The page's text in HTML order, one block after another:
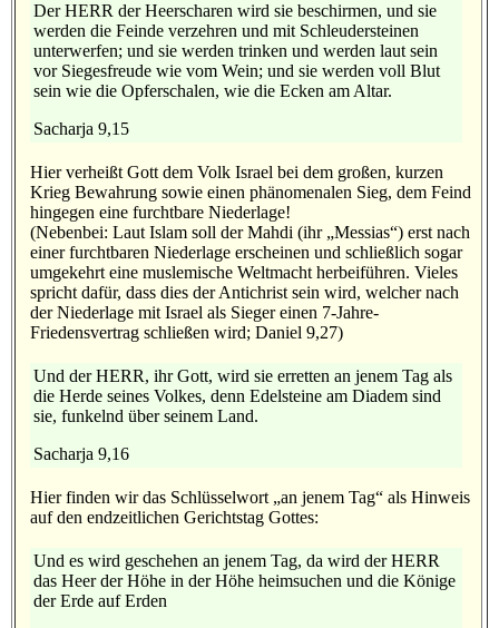
Der HERR der Heerscharen wird sie beschirmen, und sie
werden die Feinde verzehren und mit Schleudersteinen
unterwerfen; und sie werden trinken und werden laut sein
vor Siegesfreude wie vom Wein; und sie werden voll Blut
sein wie die Opferschalen, wie die Ecken am Altar.
Sacharja 9,15
Hier verheißt Gott dem Volk Israel bei dem großen, kurzen
Krieg Bewahrung sowie einen phänomenalen Sieg, dem Feind
hingegen eine furchtbare Niederlage!
(Nebenbei: Laut Islam soll der Mahdi (ihr „Messias“) erst nach
einer furchtbaren Niederlage erscheinen und schließlich sogar
umgekehrt eine muslemische Weltmacht herbeiführen. Vieles
spricht dafür, dass dies der Antichrist sein wird, welcher nach
der Niederlage mit Israel als Sieger einen 7-Jahre-
Friedensvertrag schließen wird; Daniel 9,27)
Und der HERR, ihr Gott, wird sie erretten an jenem Tag als
die Herde seines Volkes, denn Edelsteine am Diadem sind
sie, funkelnd über seinem Land.
Sacharja 9,16
Hier finden wir das Schlüsselwort „an jenem Tag“ als Hinweis
auf den endzeitlichen Gerichtstag Gottes:
Und es wird geschehen an jenem Tag, da wird der HERR
das Heer der Höhe in der Höhe heimsuchen und die Könige
der Erde auf Erden